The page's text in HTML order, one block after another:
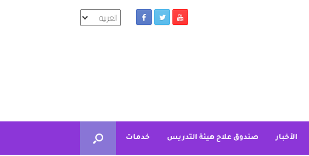
اختر
لغة
الأخبار صندوق علاج هيئة التدريس خدمات